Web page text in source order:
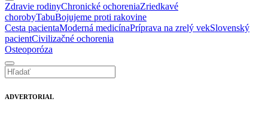
Zdravie rodinyChronické ochoreniaZriedkavé
chorobyTabuBojujeme proti rakovine
Cesta pacientaModerná medicínaPríprava na zrelý vekSlovenský
pacientCivilizačné ochorenia
Osteoporóza
ADVERTORIAL